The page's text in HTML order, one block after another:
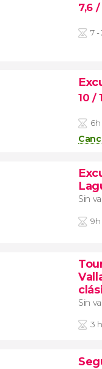
7,6 /
7 -
10 /
Sin
Sin
3